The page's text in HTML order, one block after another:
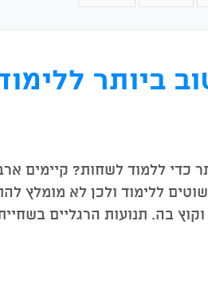
ביותר
כדי ללמוד לשחות? קיימים
ללימוד ולכן לא מומלץ
בה. תנועות הרגליים